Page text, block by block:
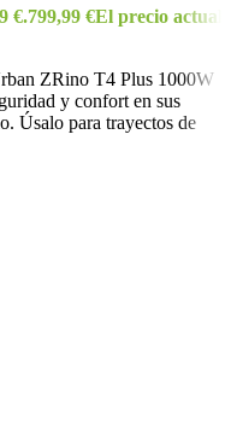
€.799,99 €El precio actual
ZRino T4 Plus 1000W
y confort en sus
Úsalo para trayectos de